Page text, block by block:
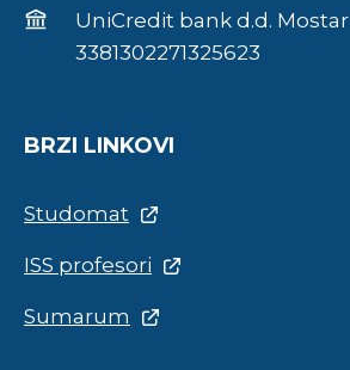
UniCredit bank d.d. Mostar
3381302271325623
BRZI LINKOVI
Studomat
ISS profesori
Sumarum